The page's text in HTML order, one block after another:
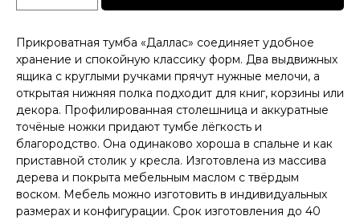
Прикроватная тумба «Даллас» соединяет удобное
хранение и спокойную классику форм. Два выдвижных
ящика с круглыми ручками прячут нужные мелочи, а
открытая нижняя полка подходит для книг, корзины или
декора. Профилированная столешница и аккуратные
точёные ножки придают тумбе лёгкость и
благородство. Она одинаково хороша в спальне и как
приставной столик у кресла. Изготовлена из массива
дерева и покрыта мебельным маслом с твёрдым
воском. Мебель можно изготовить в индивидуальных
размерах и конфигурации. Срок изготовления до 40